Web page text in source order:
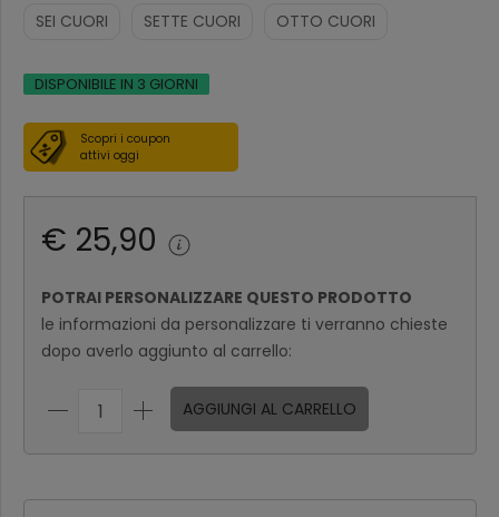
SEI CUORI SETTE CUORI OTTO CUORI
DISPONIBILE IN 3 GIORNI
Scopri i coupon
attivi oggi
€ 25,90
POTRAI PERSONALIZZARE QUESTO PRODOTTO
le informazioni da personalizzare ti verranno chieste
dopo averlo aggiunto al carrello:
AGGIUNGI AL CARRELLO